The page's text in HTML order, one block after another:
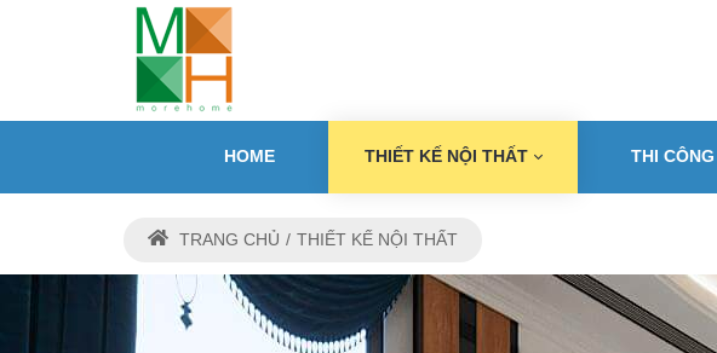
HOME THIẾT KẾ NỘI THẤT THI
TRANG CHỦ THIẾT KẾ NỘI THẤT